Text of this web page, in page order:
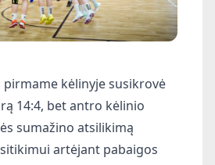
pirmame kėlinyje susikrovė
14:4, bet antro kėlinio
sumažino atsilikimą
artėjant pabaigos